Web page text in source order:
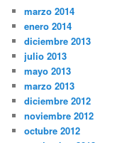
marzo 2014
enero 2014
diciembre 2013
julio 2013
mayo 2013
marzo 2013
diciembre 2012
noviembre 2012
octubre 2012